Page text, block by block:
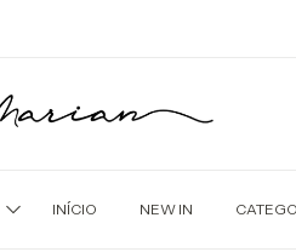
INÍCIO NEW IN